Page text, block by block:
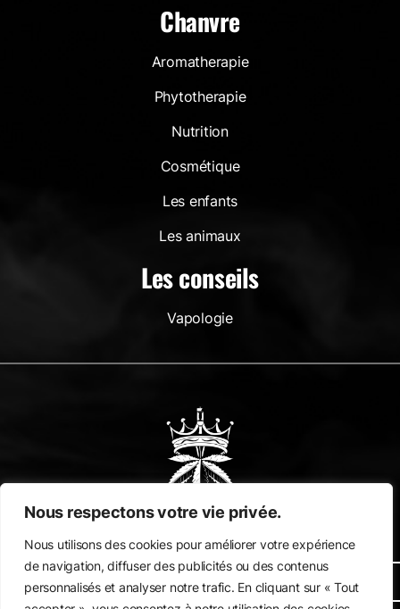
Nous respectons votre vie privée.
Nous utilisons des cookies pour améliorer votre expérience
de navigation, diffuser des publicités ou des contenus
personnalisés et analyser notre trafic. En cliquant sur « Tout
Chanvre
Aromatherapie
Phytotherapie
Nutrition
Cosmétique
Les enfants
Les animaux
Les conseils
Vapologie
INFO LIVRAISON
RETOUR SAV